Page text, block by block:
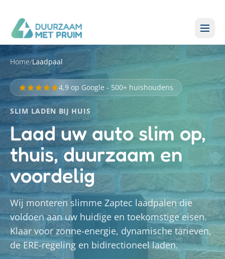
Home/Laadpaal
4,9 op Google - 500+ huishoudens
SLIM LADEN BIJ HUIS
Laad uw auto slim op,
thuis, duurzaam en
voordelig
Wij monteren slimme Zaptec laadpalen die
voldoen aan uw huidige en toekomstige eisen.
Klaar voor zonne-energie, dynamische tarieven,
de ERE-regeling en bidirectioneel laden.